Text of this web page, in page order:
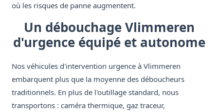
où les risques de panne augmentent.
Un débouchage Vlimmeren
d'urgence équipé et autonome
Nos véhicules d'intervention urgence à Vlimmeren
embarquent plus que la moyenne des déboucheurs
traditionnels. En plus de l'outillage standard, nous
transportons : caméra thermique, gaz traceur,